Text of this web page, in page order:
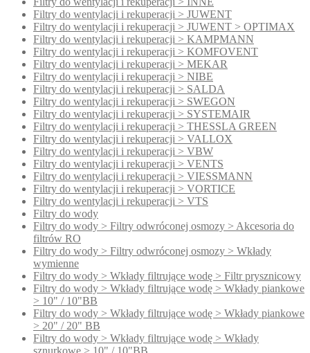
Filtry do wentylacji i rekuperacji > JUWENT
Filtry do wentylacji i rekuperacji > JUWENT > OPTIMAX
Filtry do wentylacji i rekuperacji > KAMPMANN
Filtry do wentylacji i rekuperacji > KOMFOVENT
Filtry do wentylacji i rekuperacji > MEKAR
Filtry do wentylacji i rekuperacji > NIBE
Filtry do wentylacji i rekuperacji > SALDA
Filtry do wentylacji i rekuperacji > SWEGON
Filtry do wentylacji i rekuperacji > SYSTEMAIR
Filtry do wentylacji i rekuperacji > THESSLA GREEN
Filtry do wentylacji i rekuperacji > VALLOX
Filtry do wentylacji i rekuperacji > VBW
Filtry do wentylacji i rekuperacji > VENTS
Filtry do wentylacji i rekuperacji > VIESSMANN
Filtry do wentylacji i rekuperacji > VORTICE
Filtry do wentylacji i rekuperacji > VTS
Filtry do wody
Filtry do wody > Filtry odwróconej osmozy > Akcesoria do
filtrów RO
Filtry do wody > Filtry odwróconej osmozy > Wkłady
wymienne
Filtry do wody > Wkłady filtrujące wodę > Filtr prysznicowy
Filtry do wody > Wkłady filtrujące wodę > Wkłady piankowe
> 10" / 10"BB
Filtry do wody > Wkłady filtrujące wodę > Wkłady piankowe
> 20" / 20" BB
Filtry do wody > Wkłady filtrujące wodę > Wkłady
sznurkowe > 10" / 10"BB